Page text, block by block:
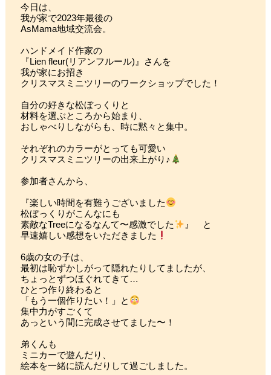
今日は、
我が家で2023年最後の
AsMama地域交流会。
ハンドメイド作家の
『Lien fleur(リアンフルール)』さんを
我が家にお招き
クリスマスミニツリーのワークショップでした！
自分の好きな松ぼっくりと
材料を選ぶところから始まり、
おしゃべりしながらも、時に黙々と集中。
それぞれのカラーがとっても可愛い
クリスマスミニツリーの出来上がり♪
参加者さんから、
『楽しい時間を有難うございました
松ぼっくりがこんなにも
素敵なTreeになるなんて〜感激でした
』 と
早速嬉しい感想をいただきました
6歳の女の子は、
最初は恥ずかしがって隠れたりしてましたが、
ちょっとずつほぐれてきて…
ひとつ作り終わると
「もう一個作りたい！」と
集中力がすごくて
あっという間に完成させてました〜！
弟くんも
ミニカーで遊んだり、
絵本を一緒に読んだりして過ごしました。